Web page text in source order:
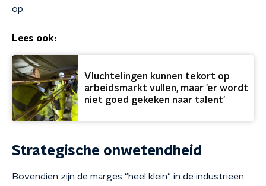
op.
Lees ook:
Vluchtelingen kunnen tekort op
arbeidsmarkt vullen, maar 'er wordt
niet goed gekeken naar talent'
Strategische onwetendheid
Bovendien zijn de marges "heel klein" in de industrieën